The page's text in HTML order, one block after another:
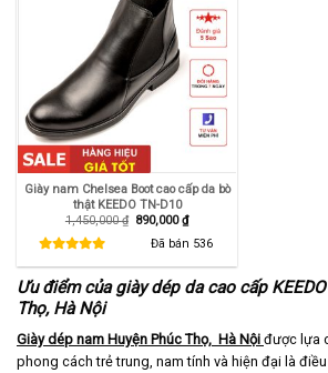
Giày nam Chelsea Boot cao cấp da bò
thật KEEDO TN-D10
1,450,000₫ Giá
1,450,000 ₫.
890,000₫Giá
hiện
tại
là:
890,000 ₫.
Đã bán 536
Ưu điểm của giày dép da cao cấp
Thọ, Hà Nội
Giày dép nam Huyện Phúc Thọ, Hà Nội được lựa
phong cách trẻ trung, nam tính và hiện đại là